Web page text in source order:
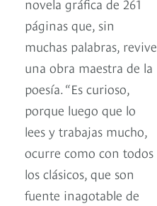
páginas que, sin
muchas palabras, revive
una obra maestra de la
poesía. “Es curioso,
porque luego que lo
lees y trabajas mucho,
ocurre como con todos
los clásicos, que son
fuente inagotable de